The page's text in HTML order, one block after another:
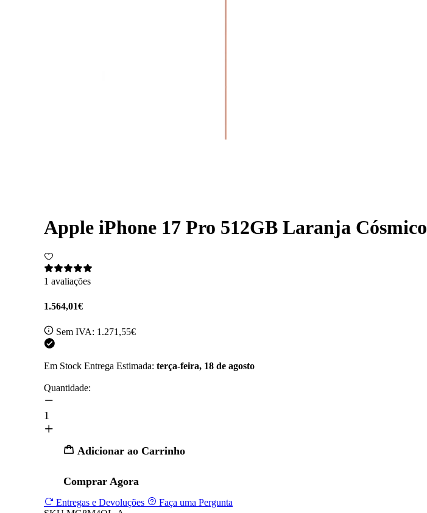
Apple iPhone 17 Pro 512GB Laranja Cósmico
1 avaliações
1.564,01€
Sem IVA: 1.271,55€
Em Stock Entrega Estimada: terça-feira, 18 de agosto
Quantidade:
1
Adicionar ao Carrinho
Comprar Agora
Entregas e Devoluções
Faça uma Pergunta